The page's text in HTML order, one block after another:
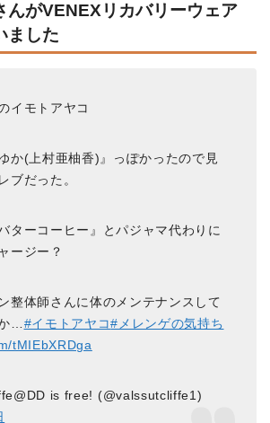
んがVENEXリカバリーウェア
ました
イモトアヤコ
か(上村亜柚香)』っぽかったので見
ブだった。
ターコーヒー』とパジャマ代わりに
ージー？
整体師さんに体のメンテナンスして
… #イモトアヤコ#メレンゲの気持ち
tMIEbXRDga
is free! (@valssutcliffe1)